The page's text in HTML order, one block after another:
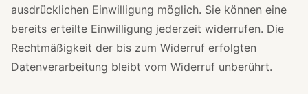
ausdrücklichen Einwilligung möglich. Sie können eine
bereits erteilte Einwilligung jederzeit widerrufen. Die
Rechtmäßigkeit der bis zum Widerruf erfolgten
Datenverarbeitung bleibt vom Widerruf unberührt.